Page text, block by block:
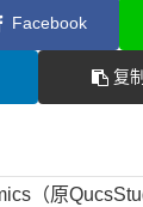
Facebook
复制
（原